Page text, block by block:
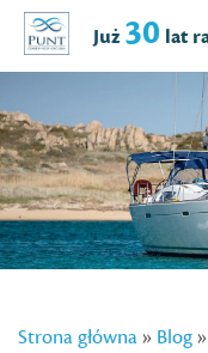
Strona główna» Blog»
Już30 lat